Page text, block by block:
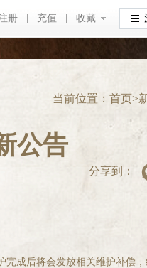
册 充值 收藏
收藏
当前位置： 首页>
公告
分享到：
完成后将会发放相关维护补偿